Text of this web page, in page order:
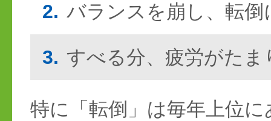
2. バランスを崩し、転
3. すべる分、疲労がたま
特に「転倒」は毎年上位